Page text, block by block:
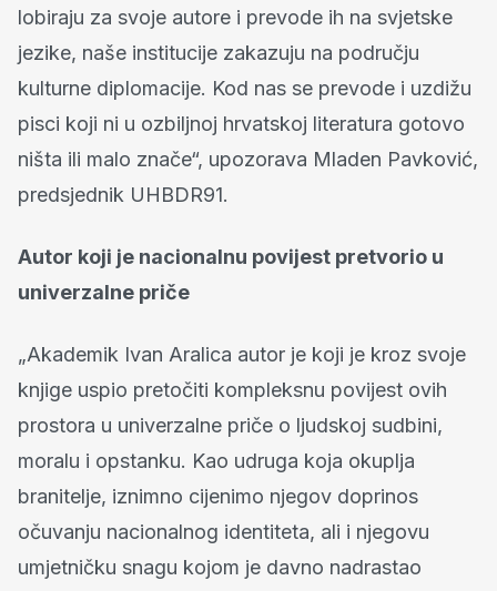
lobiraju za svoje autore i prevode ih na svjetske
jezike, naše institucije zakazuju na području
kulturne diplomacije. Kod nas se prevode i uzdižu
pisci koji ni u ozbiljnoj hrvatskoj literatura gotovo
ništa ili malo znače“, upozorava Mladen Pavković,
predsjednik UHBDR91.
Autor koji je nacionalnu povijest pretvorio u
univerzalne priče
„Akademik Ivan Aralica autor je koji je kroz svoje
knjige uspio pretočiti kompleksnu povijest ovih
prostora u univerzalne priče o ljudskoj sudbini,
moralu i opstanku. Kao udruga koja okuplja
branitelje, iznimno cijenimo njegov doprinos
očuvanju nacionalnog identiteta, ali i njegovu
umjetničku snagu kojom je davno nadrastao